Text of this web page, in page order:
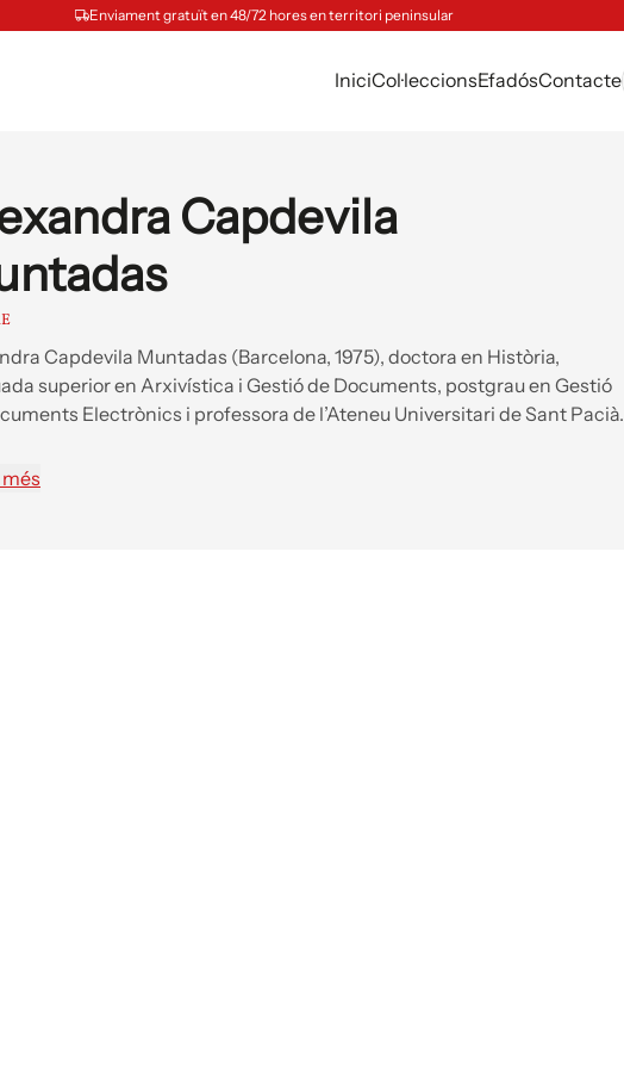
Enviament gratuït en 48/72 hores en territori peninsular
IniciCol·leccionsEfadósContacte
Capdevila
Capdevila Muntadas (Barcelona, 1975), doctora en Història,
superior en Arxivística i Gestió de Documents, postgrau en Gestió
Electrònics i professora de l’Ateneu Universitari de Sant Pacià.